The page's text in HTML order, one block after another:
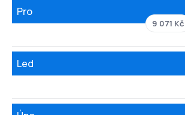
Pro
9 071 Kč
Led